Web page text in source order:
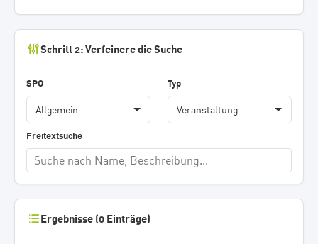
Schritt 2: Verfeinere die Suche
SPO Typ
Freitextsuche
Ergebnisse (0 Einträge)